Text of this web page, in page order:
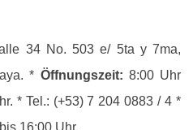
34 No. 503 e/ 5ta y 7ma,
* Öffnungszeit: 8:00 Uhr
* Tel.: (+53) 7 204 0883 / 4 *
08:00 bis 16:00 Uhr.